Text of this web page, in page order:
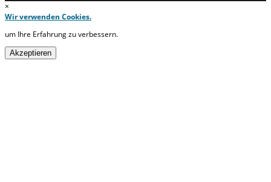
×
Wir verwenden Cookies.
um Ihre Erfahrung zu verbessern.
Akzeptieren